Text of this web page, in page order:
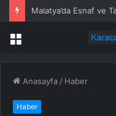
Malatya’da Esnaf ve
Menü
Anasayfa / Haber
Haber